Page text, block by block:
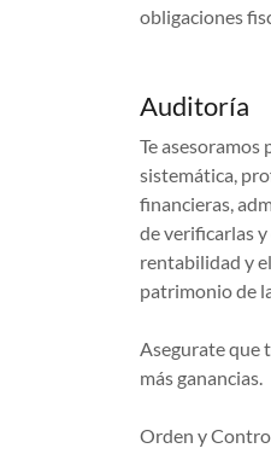
obligaciones
Auditoría
Te asesoramos
sistemática,
financieras,
de verificarlas y
rentabilidad y
patrimonio de
Asegurate que
más ganancias.
Orden y